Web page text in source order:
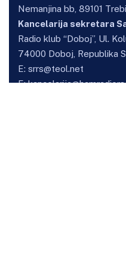
Nemanjina bb, 89101
Kancelarija sekretara
Radio klub “Doboj”, Ul.
74000 Doboj, Republika
E: srrs@teol.net
E: